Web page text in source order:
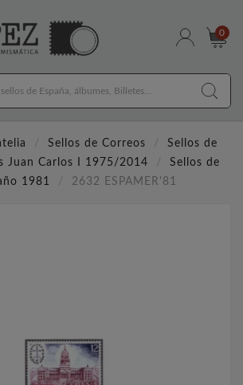
0
Sellos de Correos
Sellos de
Juan Carlos I 1975/2014
Sellos de
1981
2632 ESPAMER'81